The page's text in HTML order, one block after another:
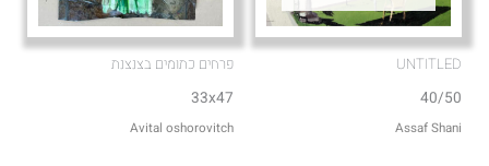
UNTITLED
40/50
Assaf Shani
פרחים כתומים בצנצנת
33x47
Avital oshorovitch